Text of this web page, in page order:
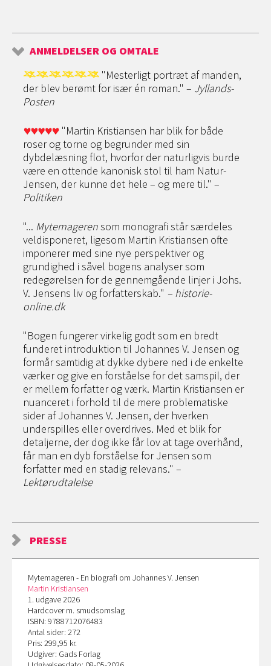
ANMELDELSER OG OMTALE
"Mesterligt portræt af manden,
der blev berømt for især én roman." – Jyllands-
Posten
"Martin Kristiansen har blik for både
roser og torne og begrunder med sin
dybdelæsning flot, hvorfor der naturligvis burde
være en ottende kanonisk stol til ham Natur-
Jensen, der kunne det hele – og mere til." –
Politiken
"... Mytemagerensom monografi står særdeles
veldisponeret, ligesom Martin Kristiansen ofte
imponerer med sine nye perspektiver og
grundighed i såvel bogens analyser som
redegørelsen for de gennemgående linjer i Johs.
V. Jensens liv og forfatterskab." – historie-
online.dk
"Bogen fungerer virkelig godt som en bredt
funderet introduktion til Johannes V. Jensen og
formår samtidig at dykke dybere ned i de enkelte
værker og give en forståelse for det samspil, der
er mellem forfatter og værk. Martin Kristiansen er
nuanceret i forhold til de mere problematiske
sider af Johannes V. Jensen, der hverken
underspilles eller overdrives. Med et blik for
detaljerne, der dog ikke får lov at tage overhånd,
får man en dyb forståelse for Jensen som
forfatter med en stadig relevans." –
Lektørudtalelse
PRESSE
Mytemageren - En biografi om Johannes V. Jensen
Martin Kristiansen
1. udgave 2026
Hardcover m. smudsomslag
ISBN: 9788712076483
Antal sider: 272
Pris: 299,95 kr.
Udgiver: Gads Forlag